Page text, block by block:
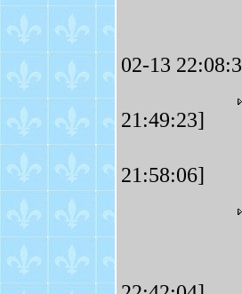
02-13
21:49:23]
21:58:06]